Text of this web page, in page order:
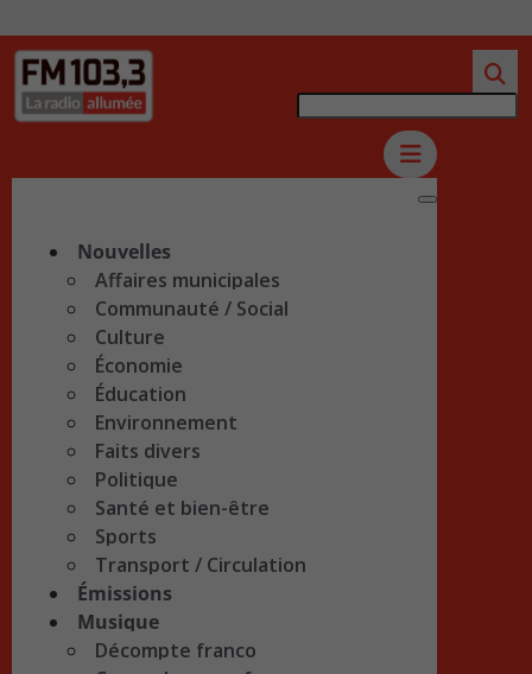
Nouvelles
Affaires municipales
Communauté / Social
Culture
Économie
Éducation
Environnement
Faits divers
Politique
Santé et bien-être
Sports
Transport / Circulation
Émissions
Musique
Décompte franco